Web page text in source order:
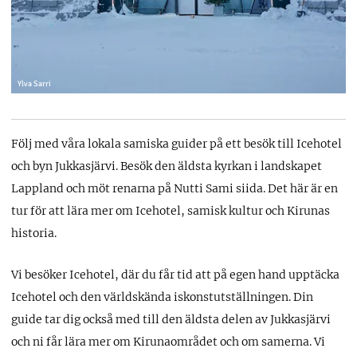
Ylva Sarri
Följ med våra lokala samiska guider på ett besök till Icehotel
och byn Jukkasjärvi. Besök den äldsta kyrkan i landskapet
Lappland och möt renarna på Nutti Sami siida. Det här är en
tur för att lära mer om Icehotel, samisk kultur och Kirunas
historia.
Vi besöker Icehotel, där du får tid att på egen hand upptäcka
Icehotel och den världskända iskonstutställningen. Din
guide tar dig också med till den äldsta delen av Jukkasjärvi
och ni får lära mer om Kirunaområdet och om samerna. Vi